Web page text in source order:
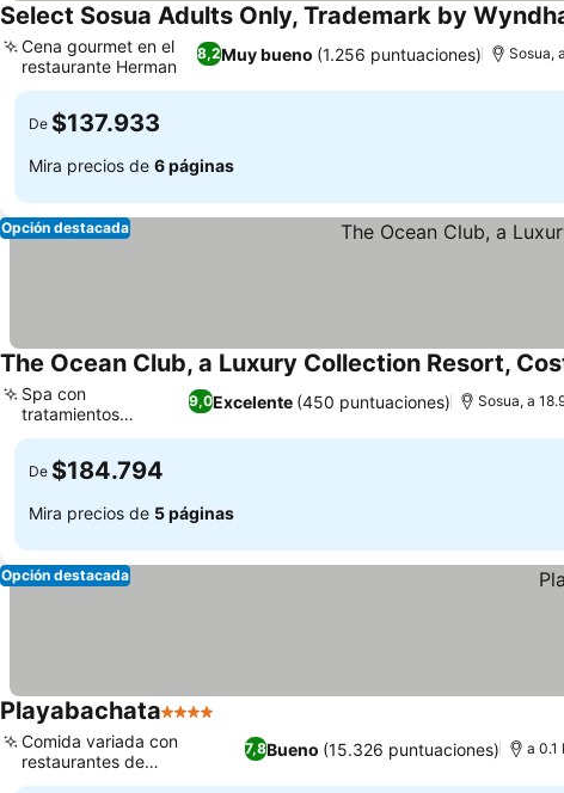
Select Sosua Adults Only, Trademark by
8,2Muy bueno (1.256 puntuaciones)
Cena gourmet en el
restaurante Herman
Sosua,
De $137.933
Mira precios de 6 páginas
Opción destacada
The Ocean Club, a Luxury Collection Resort,
9,0Excelente (450 puntuaciones)
Spa con
tratamientos
excepcionales
Sosua, a
De $184.794
Mira precios de 5 páginas
Opción destacada
Playabachata4 Estrellas
7,8Bueno (15.326 puntuaciones)
Comida variada con
restaurantes de
especialidades
a 0.1